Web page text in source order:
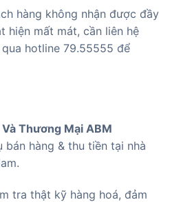
hàng không nhận được đầy
hiện mất mát, cần liên hệ
hotline 79.55555 để
Thương Mại ABM
bán hàng & thu tiền tại nhà
tra thật kỹ hàng hoá, đảm